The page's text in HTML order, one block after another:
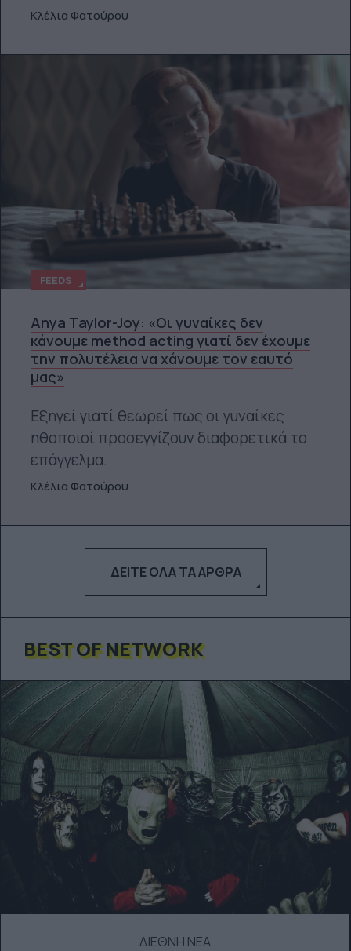
Κλέλια Φατούρου
FEEDS
Anya Taylor-Joy: «Οι γυναίκες δεν
κάνουμε method acting γιατί δεν έχουμε
την πολυτέλεια να χάνουμε τον εαυτό
μας»
Εξηγεί γιατί θεωρεί πως οι γυναίκες
ηθοποιοί προσεγγίζουν διαφορετικά το
επάγγελμα.
Κλέλια Φατούρου
ΔΕΊΤΕ ΌΛΑ ΤΑ ΆΡΘΡΑ
BEST OF NETWORK
ΔΙΕΘΝΗ ΝΕΑ